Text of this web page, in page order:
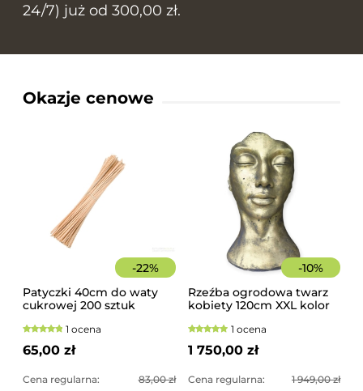
24/7) już od 300,00 zł.
Okazje cenowe
-22%
Patyczki 40cm do waty
cukrowej 200 sztuk
1 ocena
65,00 zł
Cena regularna: 83,00 zł
-10%
Rzeźba ogrodowa twarz
kobiety 120cm XXL kolor
imponująca dekoracja
ogrodowa
1 ocena
1 750,00 zł
Cena regularna: 1 949,00 zł